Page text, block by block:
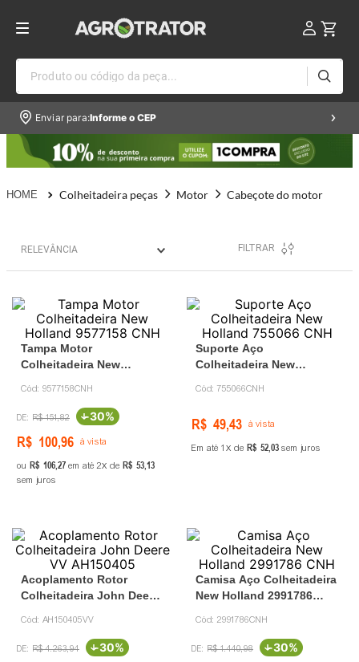
Produto ou código da peça...
Enviar para:Informe o CEP
Colheitadeira peças Motor Cabeçote do motor
RELEVÂNCIA FILTRAR
Tampa Motor
Colheitadeira New
Cód: 9577158CNH
R$ 151,82 -30%
R$ 100,96 à vista
ou R$ 10627 em até 2 de R$ 5313
sem juros
Suporte Aço
Colheitadeira New
Cód: 755066CNH
R$ 49,43 à vista
Em até 1 de R$ 5203 sem juros
Acoplamento Rotor
Colheitadeira John Deere
Cód: AH150405VV
R$ 4.263,94 -30%
Camisa Aço Colheitadeira
New Holland 2991786
Cód: 2991786CNH
R$ 1.440,98 -30%